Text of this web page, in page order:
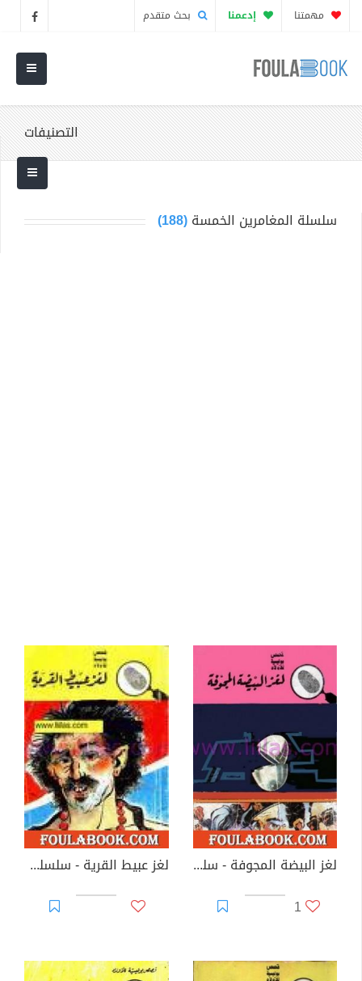
مهمتنا إدعمنا بحث متقدم
التصنيفات
سلسلة المغامرين الخمسة(188)
لغز البيضة المجوفة - سلسلة المغامرون الخمسة: 71
1
لغز عبيط القرية - سلسلة المغامرون الخمسة: 72